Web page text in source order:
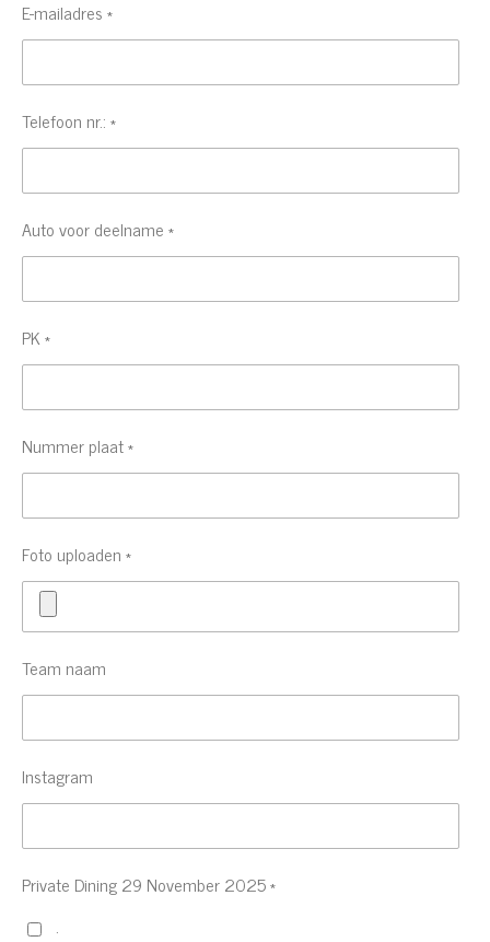
E-mailadres *
Telefoon nr.: *
Auto voor deelname *
PK *
Nummer plaat *
Foto uploaden *
Team naam
Instagram
Private Dining 29 November 2025 *
.